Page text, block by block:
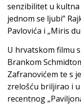
senzibilitet u kultna
jednom se ljubi”
Pavlovića i „Miris
U hrvatskom filmu
Brankom
Zafranovićem te s
zrelošću briljirao i
recentnog